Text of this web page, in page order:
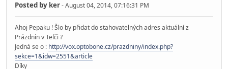
Posted by ker- August 04, 2014, 07:16:31 PM
Ahoj Pepaku ! Šlo by přidat do stahovatelných adres aktuální z
Prázdnin v Telči ?
Jedná se o : http://vox.optobone.cz/prazdniny/index.php?
sekce=1&idw=2551&article
Díky